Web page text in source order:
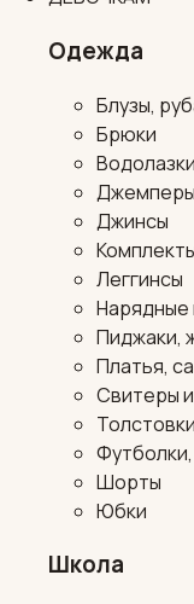
Одежда
Блузы,
Брюки
Водолазки
Джемперы
Джинсы
Леггинсы
Нарядные
Пиджаки,
Платья,
Свитеры
Шорты
Юбки
Школа